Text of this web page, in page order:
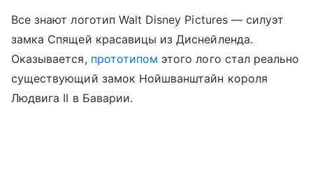
Все знают логотип Walt Disney Pictures — силуэт
замка Спящей красавицы из Диснейленда.
Оказывается, прототипом этого лого стал реально
существующий замок Нойшванштайн короля
Людвига II в Баварии.